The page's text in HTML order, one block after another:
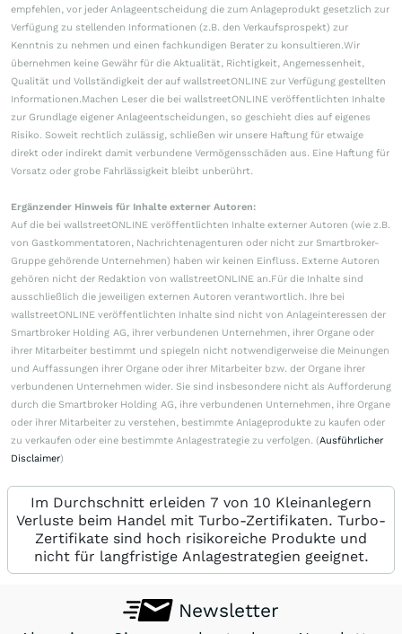
empfehlen, vor jeder Anlageentscheidung die zum Anlageprodukt gesetzlich zur
Verfügung zu stellenden Informationen (z.B. den Verkaufsprospekt) zur
Kenntnis zu nehmen und einen fachkundigen Berater zu konsultieren.Wir
übernehmen keine Gewähr für die Aktualität, Richtigkeit, Angemessenheit,
Qualität und Vollständigkeit der auf wallstreetONLINE zur Verfügung gestellten
Informationen.Machen Leser die bei wallstreetONLINE veröffentlichten Inhalte
zur Grundlage eigener Anlageentscheidungen, so geschieht dies auf eigenes
Risiko. Soweit rechtlich zulässig, schließen wir unsere Haftung für etwaige
direkt oder indirekt damit verbundene Vermögensschäden aus. Eine Haftung für
Vorsatz oder grobe Fahrlässigkeit bleibt unberührt.
Ergänzender Hinweis für Inhalte externer Autoren:
Auf die bei wallstreetONLINE veröffentlichten Inhalte externer Autoren (wie z.B.
von Gastkommentatoren, Nachrichtenagenturen oder nicht zur Smartbroker-
Gruppe gehörende Unternehmen) haben wir keinen Einfluss. Externe Autoren
gehören nicht der Redaktion von wallstreetONLINE an.Für die Inhalte sind
ausschließlich die jeweiligen externen Autoren verantwortlich. Ihre bei
wallstreetONLINE veröffentlichten Inhalte sind nicht von Anlageinteressen der
Smartbroker Holding AG, ihrer verbundenen Unternehmen, ihrer Organe oder
ihrer Mitarbeiter bestimmt und spiegeln nicht notwendigerweise die Meinungen
und Auffassungen ihrer Organe oder ihrer Mitarbeiter bzw. der Organe ihrer
verbundenen Unternehmen wider. Sie sind insbesondere nicht als Aufforderung
durch die Smartbroker Holding AG, ihre verbundenen Unternehmen, ihre Organe
oder ihrer Mitarbeiter zu verstehen, bestimmte Anlageprodukte zu kaufen oder
zu verkaufen oder eine bestimmte Anlagestrategie zu verfolgen. (Ausführlicher
Disclaimer)
Im Durchschnitt erleiden 7 von 10 Kleinanlegern
Verluste beim Handel mit Turbo-Zertifikaten. Turbo-
Zertifikate sind hoch risikoreiche Produkte und
nicht für langfristige Anlagestrategien geeignet.
Newsletter